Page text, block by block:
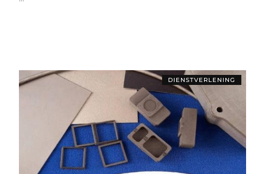
DIENSTVERLENING